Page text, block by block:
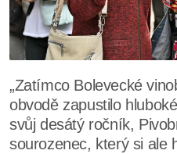
„Zatímco Bolevecké
obvodě zapustilo
svůj desátý ročník,
sourozenec, který si ale